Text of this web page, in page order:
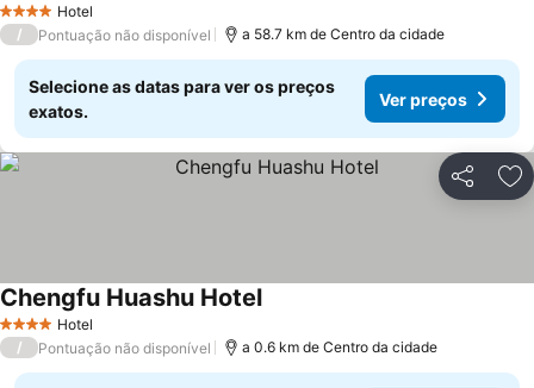
4 EstrelasHotel
/ Pontuação não disponível a 58.7 km de Centro da cidade
Selecione as datas para ver os preços
exatos.
Ver preços
Partilhar
4 EstrelasHotel
Chengfu Huashu Hotel
/ Pontuação não disponível a 0.6 km de Centro da cidade